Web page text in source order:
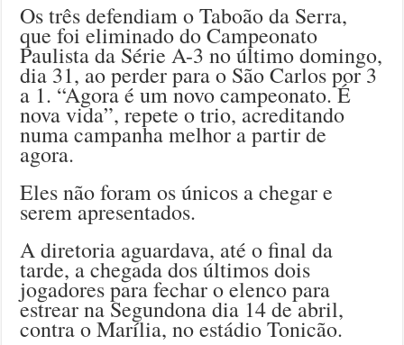
Os três defendiam o Taboão da Serra,
que foi eliminado do Campeonato
Paulista da Série A-3 no último domingo,
dia 31, ao perder para o São Carlos por 3
a 1. “Agora é um novo campeonato. É
nova vida”, repete o trio, acreditando
numa campanha melhor a partir de
agora.
Eles não foram os únicos a chegar e
serem apresentados.
A diretoria aguardava, até o final da
tarde, a chegada dos últimos dois
jogadores para fechar o elenco para
estrear na Segundona dia 14 de abril,
contra o Marília, no estádio Tonicão.